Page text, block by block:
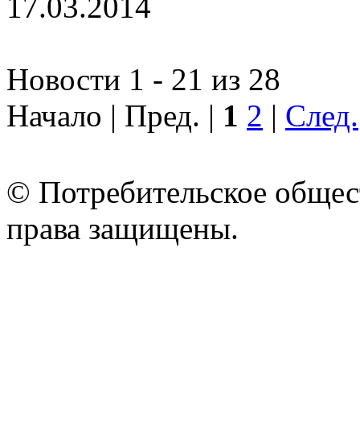
Новости 1 - 21 из 28
Начало | Пред. | 1 2 | След.
© Потребительское
права защищены.